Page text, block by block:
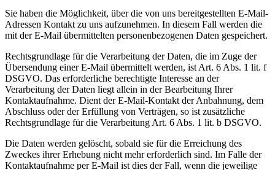
Sie haben die Möglichkeit, über die von uns bereitgestellten E-Mail-
Adressen Kontakt zu uns aufzunehmen. In diesem Fall werden die
mit der E-Mail übermittelten personenbezogenen Daten gespeichert.
Rechtsgrundlage für die Verarbeitung der Daten, die im Zuge der
Übersendung einer E-Mail übermittelt werden, ist Art. 6 Abs. 1 lit. f
DSGVO. Das erforderliche berechtigte Interesse an der
Verarbeitung der Daten liegt allein in der Bearbeitung Ihrer
Kontaktaufnahme. Dient der E-Mail-Kontakt der Anbahnung, dem
Abschluss oder der Erfüllung von Verträgen, so ist zusätzliche
Rechtsgrundlage für die Verarbeitung Art. 6 Abs. 1 lit. b DSGVO.
Die Daten werden gelöscht, sobald sie für die Erreichung des
Zweckes ihrer Erhebung nicht mehr erforderlich sind. Im Falle der
Kontaktaufnahme per E-Mail ist dies der Fall, wenn die jeweilige